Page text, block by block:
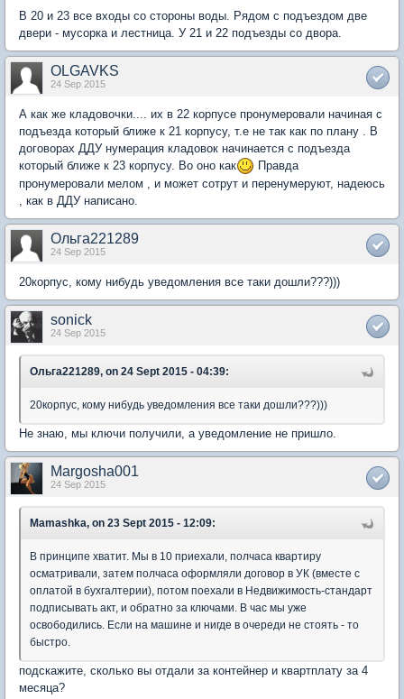
В 20 и 23 все входы со стороны воды. Рядом с подъездом две
двери - мусорка и лестница. У 21 и 22 подъезды со двора.
OLGAVKS
24 Sep 2015
А как же кладовочки.... их в 22 корпусе пронумеровали начиная с
подъезда который ближе к 21 корпусу, т.е не так как по плану . В
договорах ДДУ нумерация кладовок начинается с подъезда
который ближе к 23 корпусу. Во оно как
Правда
пронумеровали мелом , и может сотрут и перенумеруют, надеюсь
, как в ДДУ написано.
Ольга221289
24 Sep 2015
20корпус, кому нибудь уведомления все таки дошли???)))
sonick
24 Sep 2015
Ольга221289, on 24 Sept 2015 - 04:39:
20корпус, кому нибудь уведомления все таки дошли???)))
Не знаю, мы ключи получили, а уведомление не пришло.
Margosha001
24 Sep 2015
Mamashka, on 23 Sept 2015 - 12:09:
В принципе хватит. Мы в 10 приехали, полчаса квартиру
осматривали, затем полчаса оформляли договор в УК (вместе с
оплатой в бухгалтерии), потом поехали в Недвижимость-стандарт
подписывать акт, и обратно за ключами. В час мы уже
освободились. Если на машине и нигде в очереди не стоять - то
быстро.
подскажите, сколько вы отдали за контейнер и квартплату за 4
месяца?